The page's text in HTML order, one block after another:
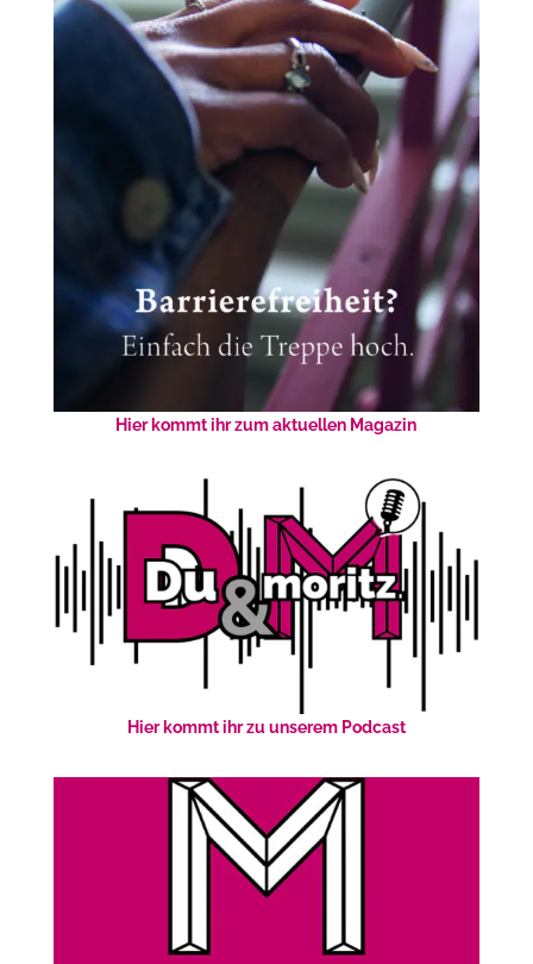
Hier kommt ihr zum aktuellen Magazin
Hier kommt ihr zu unserem Podcast